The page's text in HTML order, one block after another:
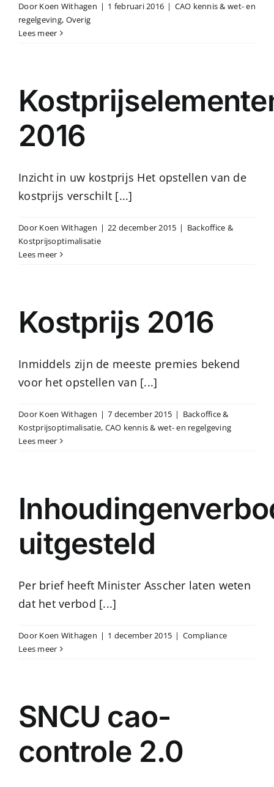
Door Koen Withagen | 1 februari 2016 | CAO kennis & wet- en
regelgeving, Overig
Lees meer
2016
Inzicht in uw kostprijs Het opstellen van de
kostprijs verschilt [...]
Door Koen Withagen | 22 december 2015 | Backoffice &
Kostprijsoptimalisatie
Lees meer
Kostprijs 2016
Inmiddels zijn de meeste premies bekend
voor het opstellen van [...]
Door Koen Withagen | 7 december 2015 | Backoffice &
Kostprijsoptimalisatie, CAO kennis & wet- en regelgeving
Lees meer
uitgesteld
Per brief heeft Minister Asscher laten weten
dat het verbod [...]
Door Koen Withagen | 1 december 2015 | Compliance
Lees meer
SNCU cao-
controle 2.0